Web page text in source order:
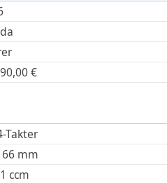
€
Takter
66 mm
ccm